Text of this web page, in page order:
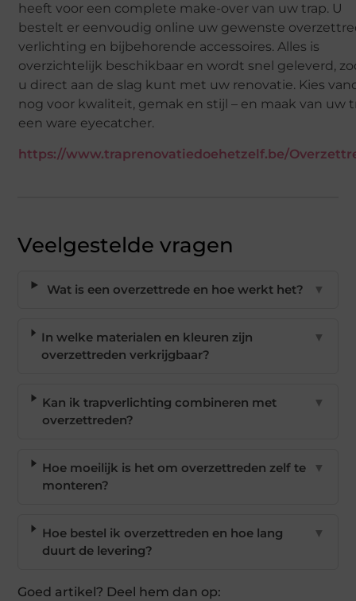
heeft voor een complete make-over van uw trap. U
bestelt er eenvoudig online uw gewenste
verlichting en bijbehorende accessoires. Alles is
overzichtelijk beschikbaar en wordt snel geleverd,
u direct aan de slag kunt met uw renovatie. Kies
nog voor kwaliteit, gemak en stijl – en maak van uw
een ware eyecatcher.
https://www.traprenovatiedoehetzelf.be/
Veelgestelde vragen
Wat is een overzettrede en hoe werkt het? ▼
In welke materialen en kleuren zijn
overzettreden verkrijgbaar?
▼
Kan ik trapverlichting combineren met
overzettreden?
▼
Hoe moeilijk is het om overzettreden zelf te
monteren?
▼
Hoe bestel ik overzettreden en hoe lang
duurt de levering?
▼
Goed artikel? Deel hem dan op: